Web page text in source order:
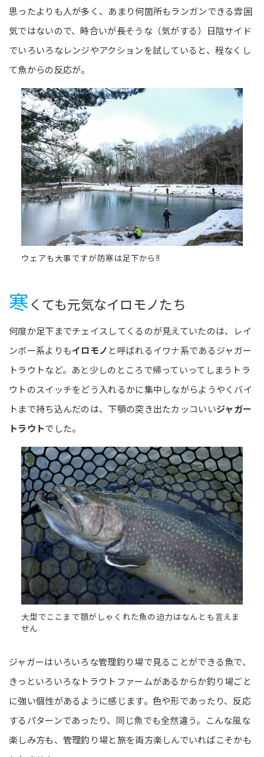
思ったよりも人が多く、あまり何箇所もランガンできる雰囲
気ではないので、時合いが長そうな（気がする）日陰サイド
でいろいろなレンジやアクションを試していると、程なくし
て魚からの反応が。
ウェアも大事ですが防寒は足下から!!
寒くても元気なイロモノたち
何度か足下までチェイスしてくるのが見えていたのは、レイ
ンボー系よりもイロモノ と呼ばれるイワナ系であるジャガー
トラウトなど。あと少しのところで帰っていってしまうトラ
ウトのスイッチをどう入れるかに集中しながらようやくバイ
トまで持ち込んだのは、下顎の突き出たカッコいいジャガー
トラウトでした。
大型でここまで顎がしゃくれた魚の迫力はなんとも言えま
せん
ジャガーはいろいろな管理釣り場で見ることができる魚で、
きっといろいろなトラウトファームがあるからか釣り場ごと
に強い個性があるように感じます。色や形であったり、反応
するパターンであったり、同じ魚でも全然違う。こんな風な
楽しみ方も、管理釣り場と旅を両方楽しんでいればこそかも